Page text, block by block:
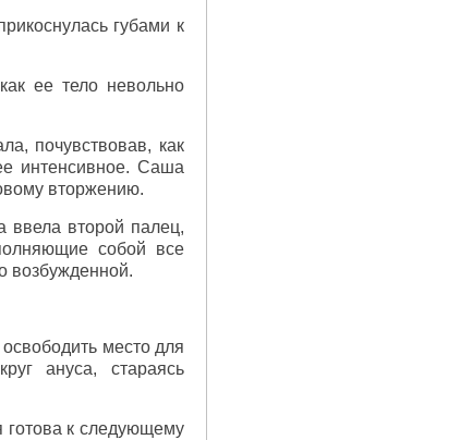
губами к
ее тело невольно
почувствовав, как
интенсивное. Саша
вторжению.
ввела второй палец,
собой все
возбужденной.
место для
ануса, стараясь
готова к следующему